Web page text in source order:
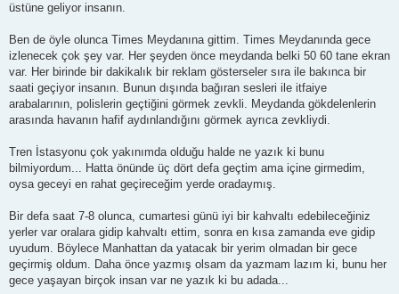
üstüne geliyor insanın.
Ben de öyle olunca Times Meydanına gittim. Times Meydanında gece
izlenecek çok şey var. Her şeyden önce meydanda belki 50 60 tane ekran
var. Her birinde bir dakikalık bir reklam gösterseler sıra ile bakınca bir
saati geçiyor insanın. Bunun dışında bağıran sesleri ile itfaiye
arabalarının, polislerin geçtiğini görmek zevkli. Meydanda gökdelenlerin
arasında havanın hafif aydınlandığını görmek ayrıca zevkliydi.
Tren İstasyonu çok yakınımda olduğu halde ne yazık ki bunu
bilmiyordum... Hatta önünde üç dört defa geçtim ama içine girmedim,
oysa geceyi en rahat geçireceğim yerde oradaymış.
Bir defa saat 7-8 olunca, cumartesi günü iyi bir kahvaltı edebileceğiniz
yerler var oralara gidip kahvaltı ettim, sonra en kısa zamanda eve gidip
uyudum. Böylece Manhattan da yatacak bir yerim olmadan bir gece
geçirmiş oldum. Daha önce yazmış olsam da yazmam lazım ki, bunu her
gece yaşayan birçok insan var ne yazık ki bu adada...